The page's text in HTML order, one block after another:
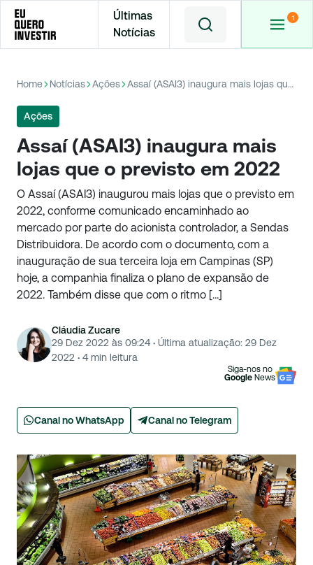
Últimas
Notícias
Home Notícias Ações Assaí (ASAI3) inaugura mais lojas que o previsto em 2022
Ações
Assaí (ASAI3) inaugura mais
lojas que o previsto em 2022
O Assaí (ASAI3) inaugurou mais lojas que o previsto em
2022, conforme comunicado encaminhado ao
mercado por parte do acionista controlador, a Sendas
Distribuidora. De acordo com o documento, com a
inauguração de sua terceira loja em Campinas (SP)
hoje, a companhia finaliza o plano de expansão de
2022. Também disse que com o ritmo […]
Cláudia Zucare
29 Dez 2022 às 09:24 · Última atualização: 29 Dez
2022 · 4min leitura
Siga-nos no
Google News
Canal no WhatsApp Canal no Telegram